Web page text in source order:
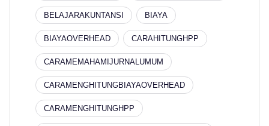
BELAJARAKUNTANSI BIAYA
BIAYAOVERHEAD CARAHITUNGHPP
CARAMEMAHAMIJURNALUMUM
CARAMENGHITUNGBIAYAOVERHEAD
CARAMENGHITUNGHPP